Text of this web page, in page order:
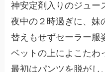
神安定剤入りのジュー
夜中の２時過ぎに、妹
替えもせずセーラー服
ベットの上によこたわ
最初はパンツを脱がし